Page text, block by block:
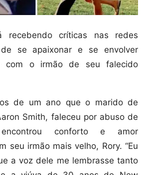
recebendo críticas nas redes
se apaixonar e se envolver
com o irmão de seu falecido
de um ano que o marido de
Smith, faleceu por abuso de
conforto e amor
seu irmão mais velho, Rory. “Eu
a voz dele me lembrasse tanto